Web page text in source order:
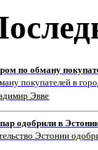
по обману
покупателей в
Эвве
одобрили в
Эстонии